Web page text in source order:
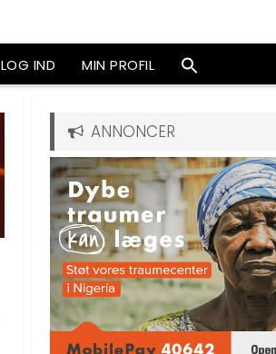
LOG IND MIN PROFIL
ANNONCER